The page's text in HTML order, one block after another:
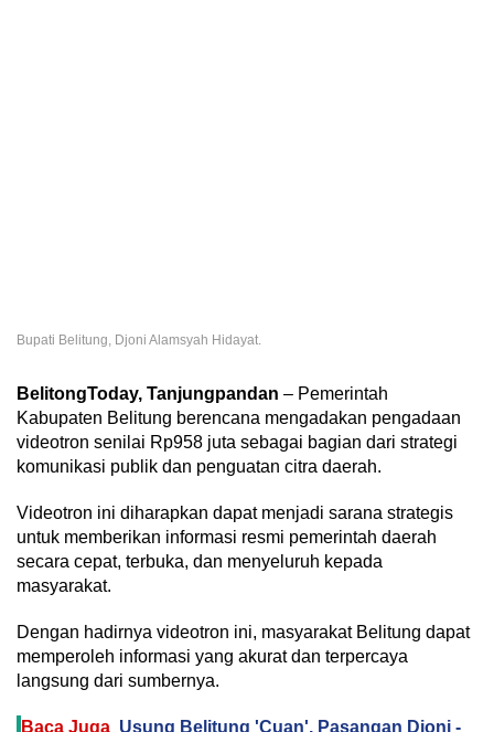
Bupati Belitung, Djoni Alamsyah Hidayat.
BelitongToday, Tanjungpandan – Pemerintah
Kabupaten Belitung berencana mengadakan pengadaan
videotron senilai Rp958 juta sebagai bagian dari strategi
komunikasi publik dan penguatan citra daerah.
Videotron ini diharapkan dapat menjadi sarana strategis
untuk memberikan informasi resmi pemerintah daerah
secara cepat, terbuka, dan menyeluruh kepada
masyarakat.
Dengan hadirnya videotron ini, masyarakat Belitung dapat
memperoleh informasi yang akurat dan terpercaya
langsung dari sumbernya.
Baca Juga Usung Belitung 'Cuan', Pasangan Djoni -